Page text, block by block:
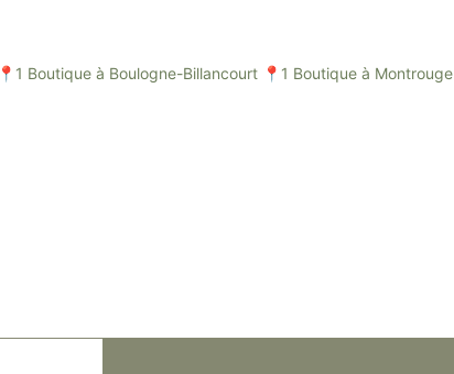
📍1 Boutique à Boulogne-Billancourt 📍1 Boutique à Montrouge